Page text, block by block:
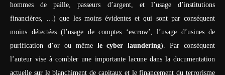
hommes de paille, passeurs d’argent, et l’usage d’institutions
financières, …) que les moins évidentes et qui sont par conséquent
moins détectées (l’usage de comptes ‘escrow’, l’usage d’usines de
purification d’or ou même
le cyber laundering). Par conséquent
l’auteur vise à combler une importante lacune dans la documentation
actuelle sur le blanchiment de capitaux et le financement du terrorisme